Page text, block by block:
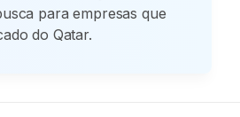
para empresas que
do Qatar.